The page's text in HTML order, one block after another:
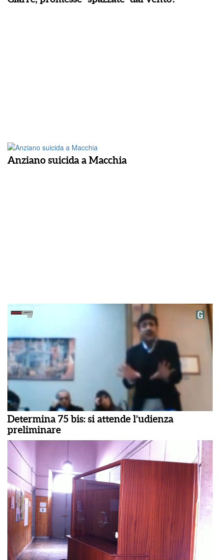
Anziano suicida a Macchia
Determina 75 bis: si attende l’udienza
preliminare